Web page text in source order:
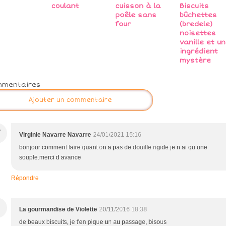
coulant
cuisson à la
poêle sans
four
Biscuits
bûchettes
(bredele)
noisettes
vanille et un
ingrédient
mystère
Ajouter un commentaire
Virginie Navarre Navarre 24/01/2021 15:16
bonjour comment faire quant on a pas de douille rigide je n ai qu une
souple.merci d avance
Répondre
La gourmandise de Violette 20/11/2016 18:38
de beaux biscuits, je t'en pique un au passage, bisous